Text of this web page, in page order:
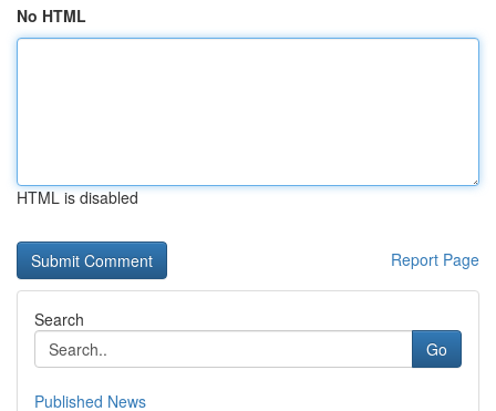
No HTML
HTML is disabled
Report Page
Search
Go
Published News